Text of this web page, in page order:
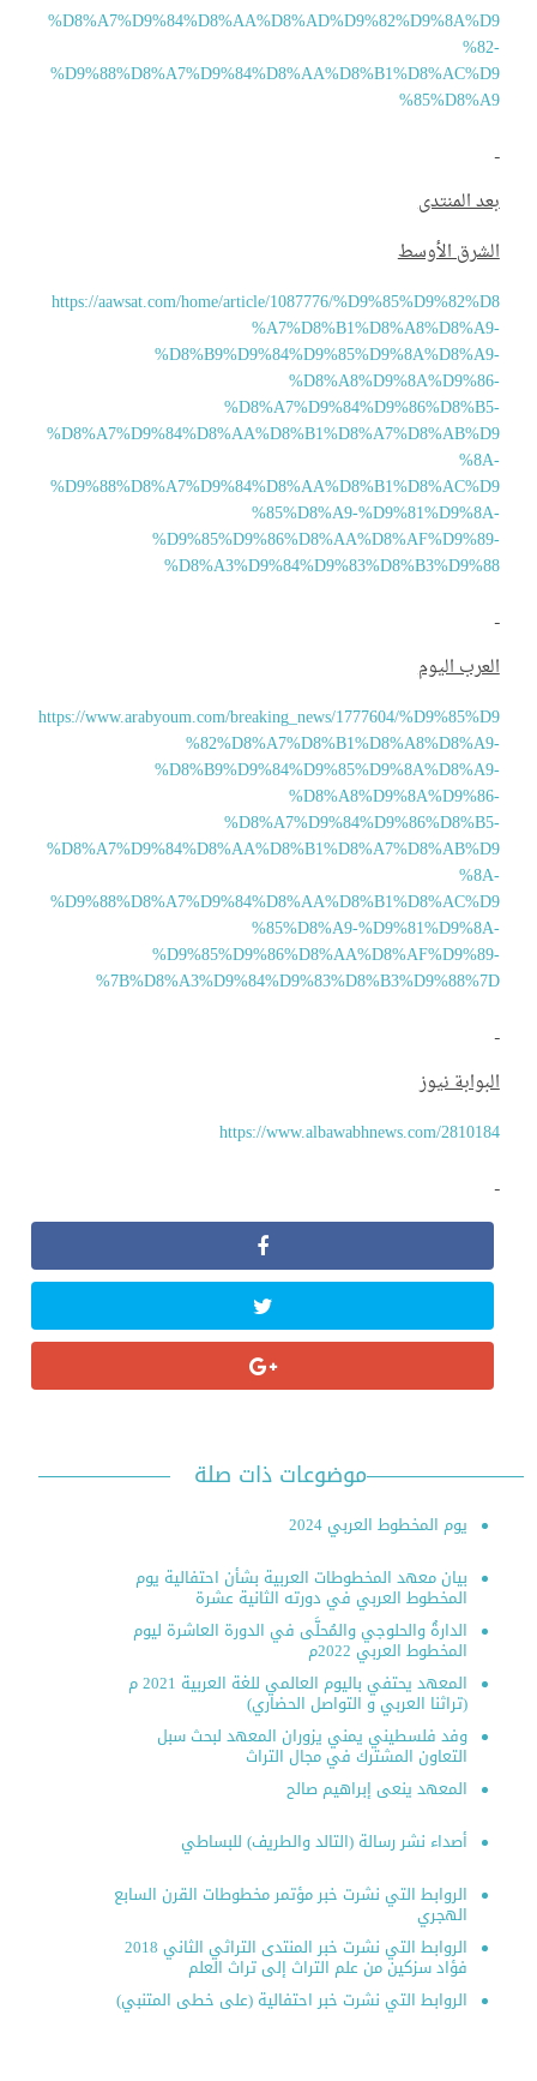
المنتدى
الأوسط
https://aawsat.com/home/article/1087776/
%85%D8%A9-
اليوم
https://www.arabyoum.com/breaking_news/1777604/
%85%D8%A9-
نيوز
https://www.albawabhnews.com/
موضوعات ذات صلة
يوم المخطوط العربي 2024
بيان معهد المخطوطات العربية بشأن احتفالية يوم
المخطوط العربي في دورته الثانية عشرة
الدارةُ والحلوجي والمُحلَّى في الدورة العاشرة ليوم
المخطوط العربي 2022م
المعهد يحتفي باليوم العالمي للغة العربية 2021 م
(تراثنا العربي و التواصل الحضاري)
وفد فلسطيني يمني يزوران المعهد لبحث سبل
التعاون المشترك في مجال التراث
المعهد ينعى إبراهيم صالح
أصداء نشر رسالة (التالد والطريف) للبساطي
الروابط التي نشرت خبر مؤتمر مخطوطات القرن السابع
الهجري
الروابط التي نشرت خبر المنتدى التراثي الثاني 2018
فؤاد سزكين من علم التراث إلى تراث العلم
الروابط التي نشرت خبر احتفالية (على خطى المتنبي)